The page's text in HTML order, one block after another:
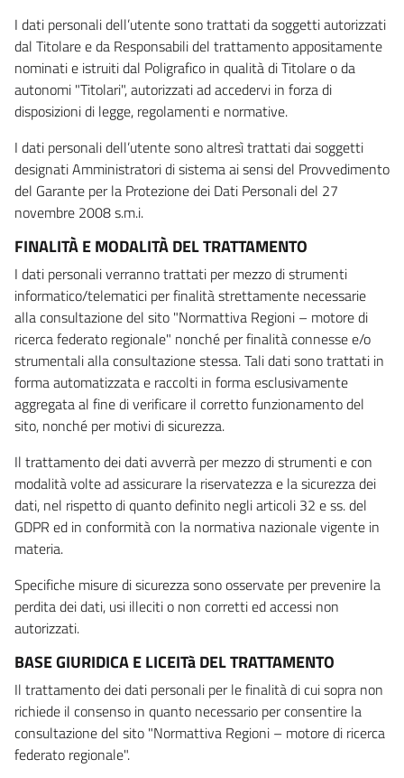
I dati personali dell’utente sono trattati da soggetti autorizzati
dal Titolare e da Responsabili del trattamento appositamente
nominati e istruiti dal Poligrafico in qualità di Titolare o da
autonomi "Titolari", autorizzati ad accedervi in forza di
disposizioni di legge, regolamenti e normative.
I dati personali dell’utente sono altresì trattati dai soggetti
designati Amministratori di sistema ai sensi del Provvedimento
del Garante per la Protezione dei Dati Personali del 27
novembre 2008 s.m.i.
FINALITÀ E MODALITÀ DEL TRATTAMENTO
I dati personali verranno trattati per mezzo di strumenti
informatico/telematici per finalità strettamente necessarie
alla consultazione del sito "Normattiva Regioni – motore di
ricerca federato regionale" nonché per finalità connesse e/o
strumentali alla consultazione stessa. Tali dati sono trattati in
forma automatizzata e raccolti in forma esclusivamente
aggregata al fine di verificare il corretto funzionamento del
sito, nonché per motivi di sicurezza.
Il trattamento dei dati avverrà per mezzo di strumenti e con
modalità volte ad assicurare la riservatezza e la sicurezza dei
dati, nel rispetto di quanto definito negli articoli 32 e ss. del
GDPR ed in conformità con la normativa nazionale vigente in
materia.
Specifiche misure di sicurezza sono osservate per prevenire la
perdita dei dati, usi illeciti o non corretti ed accessi non
autorizzati.
BASE GIURIDICA E LICEITà DEL TRATTAMENTO
Il trattamento dei dati personali per le finalità di cui sopra non
richiede il consenso in quanto necessario per consentire la
consultazione del sito "Normattiva Regioni – motore di ricerca
federato regionale".